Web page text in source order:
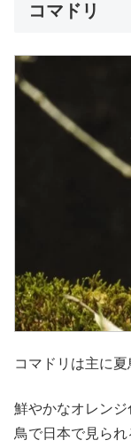
コマドリ
コマドリは主に
鮮やかなオレンジ
鳥で日本で見ら